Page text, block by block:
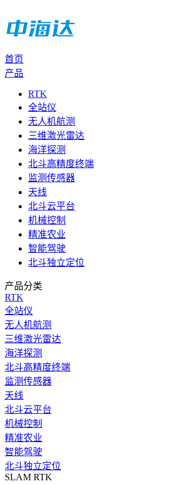
首页
产品
RTK
全站仪
无人机航测
三维激光雷达
海洋探测
北斗高精度终端
监测传感器
天线
北斗云平台
机械控制
精准农业
智能驾驶
北斗独立定位
产品分类
RTK
全站仪
无人机航测
三维激光雷达
海洋探测
北斗高精度终端
监测传感器
天线
北斗云平台
机械控制
精准农业
智能驾驶
北斗独立定位
SLAM RTK